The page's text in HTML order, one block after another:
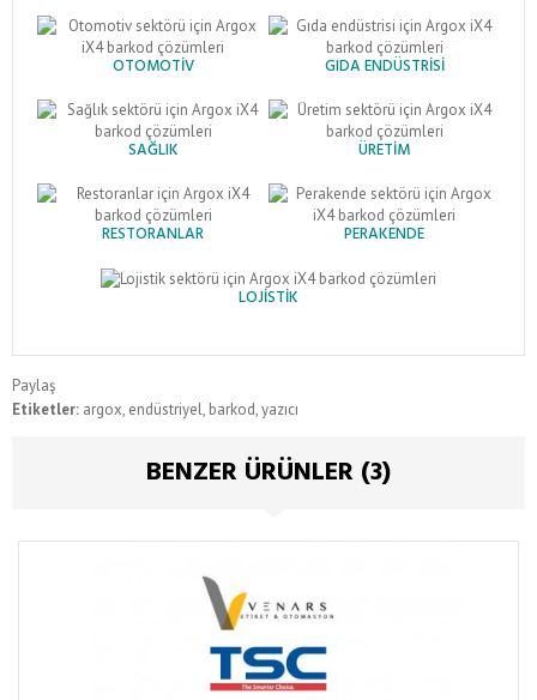
OTOMOTIV GIDA ENDÜSTRISI
SAĞLIK ÜRETIM
RESTORANLAR PERAKENDE
LOJISTIK
Paylaş
Etiketler: argox, endüstriyel, barkod,yazıcı
BENZER ÜRÜNLER (3)